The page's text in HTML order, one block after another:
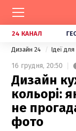
24 КАНАЛ
Дизайн 24 Ідеї
16 грудня, 20:50
Дизайн
кольорі:
не
фото